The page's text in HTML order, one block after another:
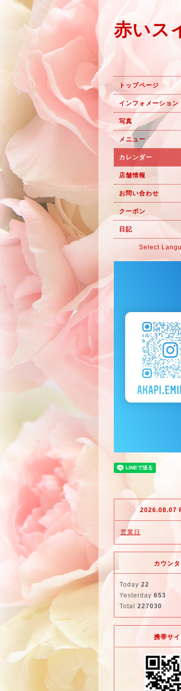
赤いス
トップページ
インフォメーション
写真
メニュー
カレンダー
店舗情報
お問い合わせ
クーポン
日記
Select
2026.08.07
営業日
カウン
Today 22
Yesterday 653
Total 227030
携帯サイ